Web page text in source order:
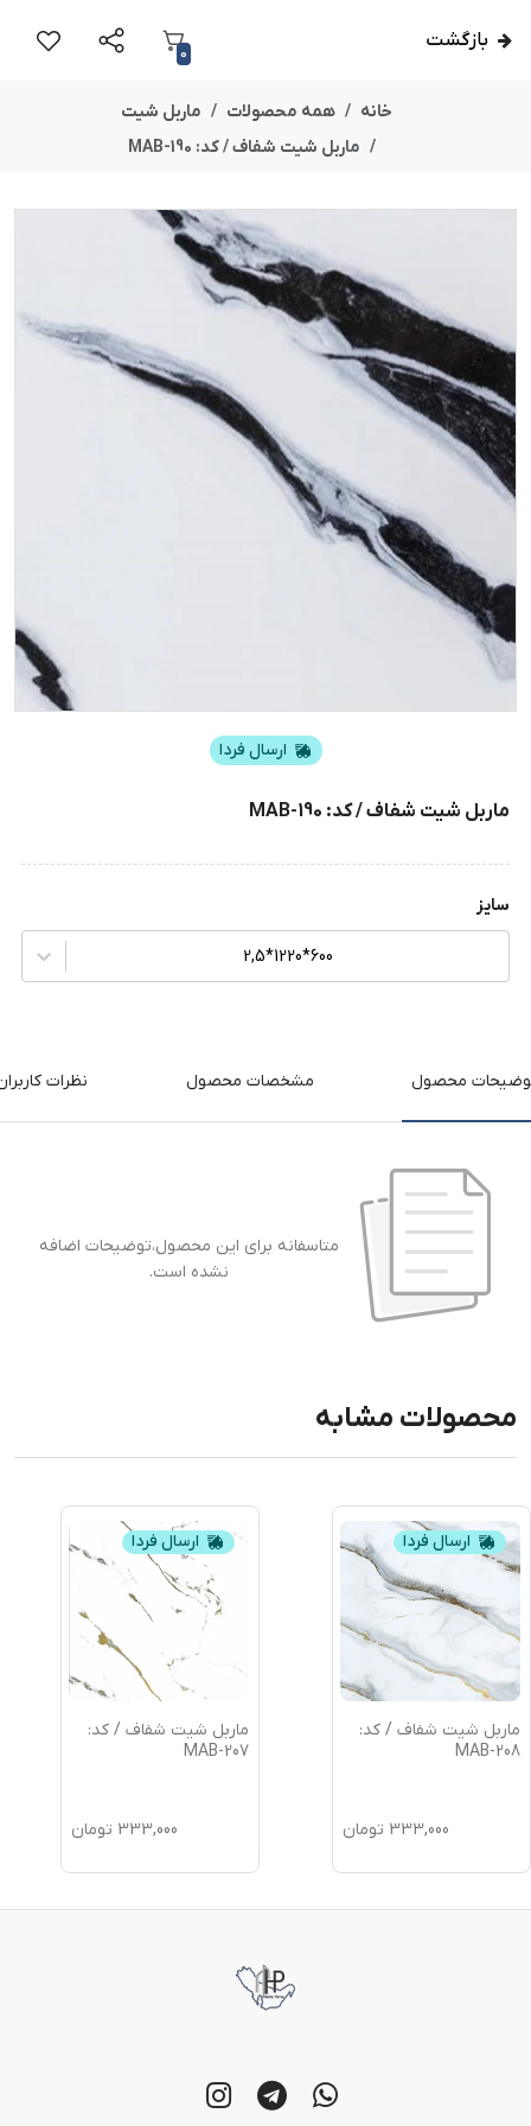
بازگشت
0
خانه همه محصولات
ماربل شیت
ماربل شیت شفاف / کد: MAB-190
ارسال فردا
ماربل شیت شفاف / کد: MAB-190
سایز
600*1220*2,5
محصول مشخصات محصول نظرات
متاسفانه برای این محصول،توضیحات اضافه
نشده است.
محصولات مشابه
ارسال فردا
ماربل شیت شفاف / کد:
MAB-208
333,000 تومان
ارسال فردا
ماربل شیت شفاف / کد:
MAB-207
333,000 تومان